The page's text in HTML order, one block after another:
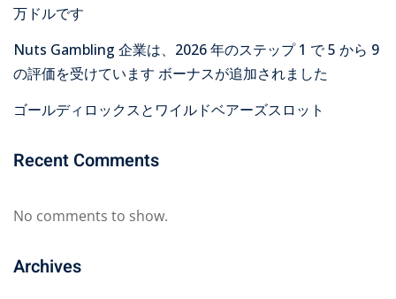
万ドルです
Nuts Gambling 企業は、2026 年のステップ 1 で 5 から 9
の評価を受けています ボーナスが追加されました
ゴールディロックスとワイルドベアーズスロット
Recent Comments
No comments to show.
Archives